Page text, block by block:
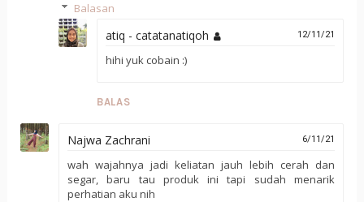
Balasan
atiq - catatanatiqoh 12/11/21
hihi yuk cobain :)
BALAS
Najwa Zachrani 6/11/21
wah wajahnya jadi keliatan jauh lebih cerah dan
segar, baru tau produk ini tapi sudah menarik
perhatian aku nih